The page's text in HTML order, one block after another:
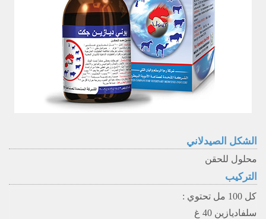
الشكل الصيدلاني
محلول للحقن
التركيب
كل 100 مل تحتوي :
سلفاديازين 40 غ